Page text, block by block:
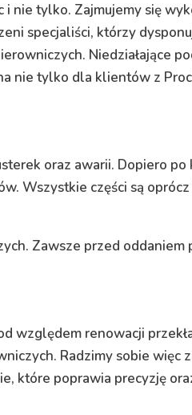
nie tylko. Zajmujemy się
specjaliści, którzy
Niedziałające
nie tylko dla klientów z
oraz awarii. Dopiero
Wszystkie części są
Zawsze przed oddaniem
względem renowacji
Radzimy sobie więc
które poprawia precyzję